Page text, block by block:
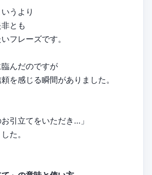
うより
とも
フレーズです。
んだのですが
を感じる瞬間がありました。
お引立てをいただき…」
た。